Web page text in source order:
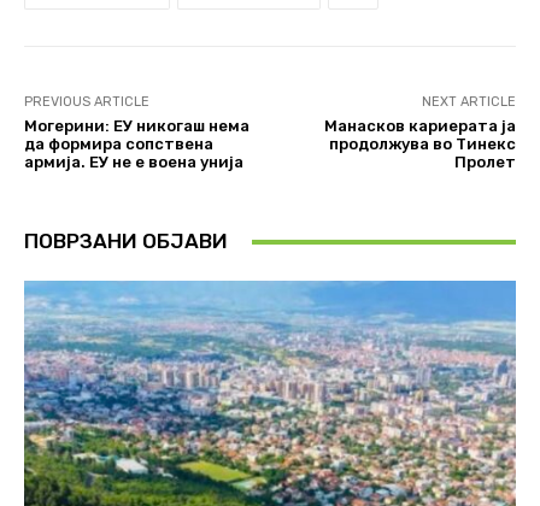
PREVIOUS ARTICLE
Могерини: ЕУ никогаш нема
да формира сопствена
армија. ЕУ не е воена унија
NEXT ARTICLE
Манасков кариерата ја
продолжува во Тинекс
Пролет
ПОВРЗАНИ ОБЈАВИ